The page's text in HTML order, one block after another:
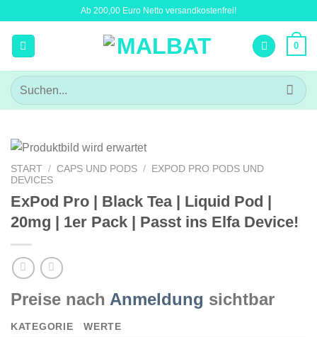
springen
Ab 200,00 Euro Netto versandkostenfrei!
0
Suchen
nach:
START / CAPS UND PODS /
EXPOD PRO PODS UND
DEVICES
ExPod Pro | Black Tea | Liquid Pod |
20mg | 1er Pack | Passt ins Elfa Device!
Preise nach Anmeldung sichtbar
KATEGORIE
WERTE